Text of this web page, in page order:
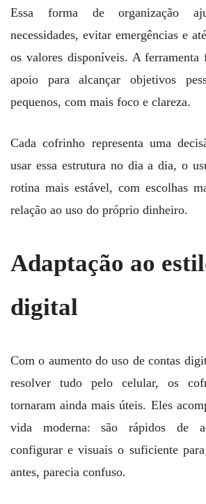
Essa forma de organização
necessidades, evitar emergências e
os valores disponíveis. A ferramenta
apoio para alcançar objetivos
pequenos, com mais foco e clareza.
Cada cofrinho representa uma
usar essa estrutura no dia a dia, o
rotina mais estável, com escolhas
relação ao uso do próprio dinheiro.
Adaptação ao
digital
Com o aumento do uso de contas
resolver tudo pelo celular, os
tornaram ainda mais úteis. Eles
vida moderna: são rápidos de
configurar e visuais o suficiente
antes, parecia confuso.